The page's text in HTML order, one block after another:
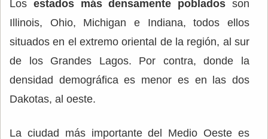
Los estados más densamente poblados son
Illinois, Ohio, Michigan e Indiana, todos ellos
situados en el extremo oriental de la región, al sur
de los Grandes Lagos. Por contra, donde la
densidad demográfica es menor es en las dos
Dakotas, al oeste.
La ciudad más importante del Medio Oeste es